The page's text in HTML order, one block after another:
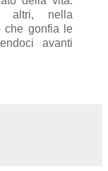
altri, nella
che gonfia le
avanti